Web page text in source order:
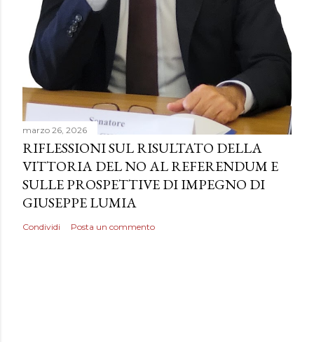
marzo 26, 2026
RIFLESSIONI SUL RISULTATO DELLA
VITTORIA DEL NO AL REFERENDUM E
SULLE PROSPETTIVE DI IMPEGNO DI
GIUSEPPE LUMIA
Condividi Posta un commento